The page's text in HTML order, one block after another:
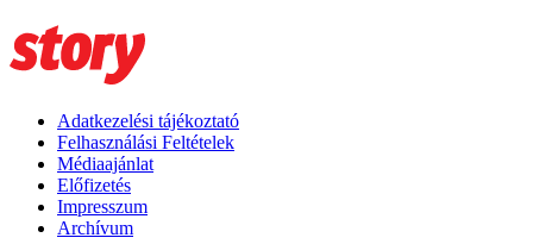
Adatkezelési tájékoztató
Felhasználási Feltételek
Médiaajánlat
Előfizetés
Impresszum
Archívum